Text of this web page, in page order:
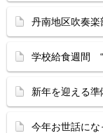
丹南地区吹奏楽
学校給食週間 “
新年を迎える
今年お世話に